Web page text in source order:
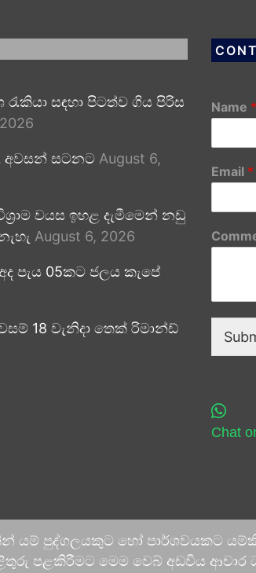
රැකියා සඳහා පිටත්ව ගිය පිරිස
අවසන් සටනට August 6,
වයස ඉහළ දැමීමෙන් නඩු
August 6, 2026
පැය 05කට ජලය කැපේ
18 වැනිදා තෙක් රිමාන්ඩ්
Name *
Email *
Chat
යම් පුද්ගලයකුට හෝ පාර්ශවයකට
මෙම වෙබ් අඩවිය ආචාර